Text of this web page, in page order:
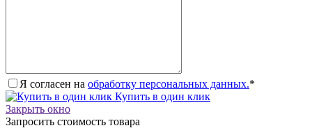
Я согласен на обработку персональных данных.*
Купить в один клик
Закрыть окно
Запросить стоимость товара